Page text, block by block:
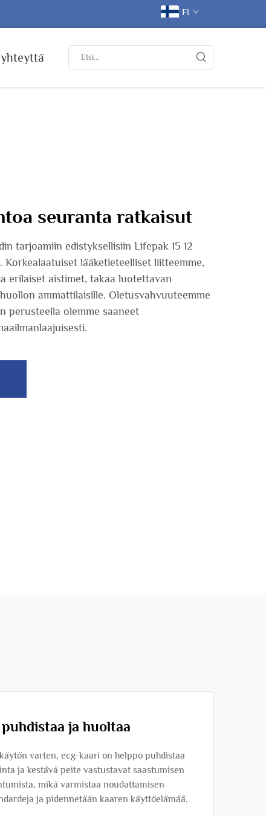
FI
seuranta ratkaisut
tarjoamiin edistyksellisiin Lifepak 15 12
lääketieteelliset liitteemme,
erilaiset aistimet, takaa luotettavan
ammattilaisille. Oletusvahvuuteemme
perusteella olemme saaneet
ja huoltaa
varten, ecg-kaari on helppo puhdistaa
ja kestävä peite vastustavat saastumisen
mikä varmistaa noudattamisen
ja pidennetään kaaren käyttöelämää.